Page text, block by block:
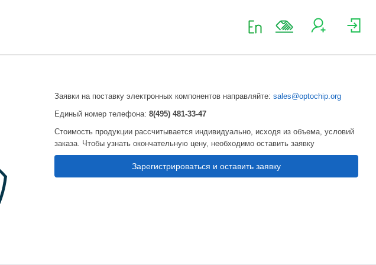
Заявки на поставку электронных компонентов направляйте:sales@optochip.org
Единый номер телефона:8(495) 481-33-47
Стоимость продукции рассчитывается индивидуально, исходя из объема, условий
заказа. Чтобы узнать окончательную цену, необходимо оставить заявку
Зарегистрироваться и оставить заявку